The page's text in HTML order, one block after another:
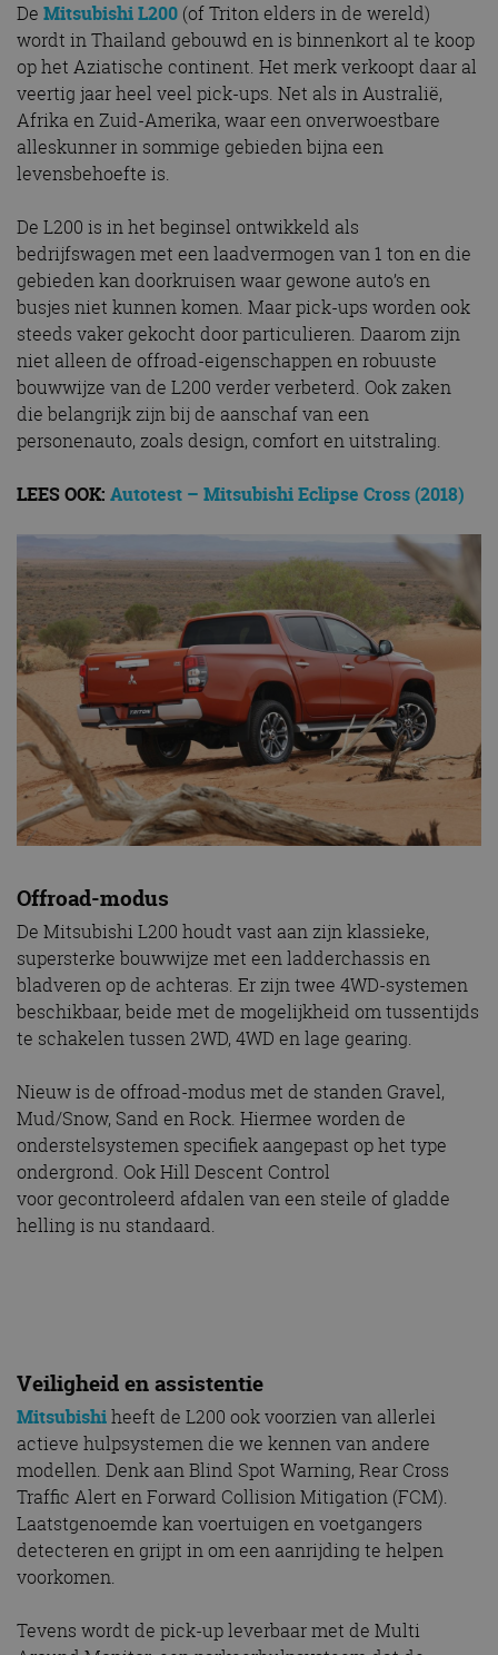
De Mitsubishi L200 (of Triton elders in de wereld)
wordt in Thailand gebouwd en is binnenkort al te koop
op het Aziatische continent. Het merk verkoopt daar al
veertig jaar heel veel pick-ups. Net als in Australië,
Afrika en Zuid-Amerika, waar een onverwoestbare
alleskunner in sommige gebieden bijna een
levensbehoefte is.
De L200 is in het beginsel ontwikkeld als
bedrijfswagen met een laadvermogen van 1 ton en die
gebieden kan doorkruisen waar gewone auto’s en
busjes niet kunnen komen. Maar pick-ups worden ook
steeds vaker gekocht door particulieren. Daarom zijn
niet alleen de offroad-eigenschappen en robuuste
bouwwijze van de L200 verder verbeterd. Ook zaken
die belangrijk zijn bij de aanschaf van een
personenauto, zoals design, comfort en uitstraling.
LEES OOK: Autotest – Mitsubishi Eclipse Cross (2018)
Offroad-modus
De Mitsubishi L200 houdt vast aan zijn klassieke,
supersterke bouwwijze met een ladderchassis en
bladveren op de achteras. Er zijn twee 4WD-systemen
beschikbaar, beide met de mogelijkheid om tussentijds
te schakelen tussen 2WD, 4WD en lage gearing.
Nieuw is de offroad-modus met de standen Gravel,
Mud/Snow, Sand en Rock. Hiermee worden de
onderstelsystemen specifiek aangepast op het type
ondergrond. Ook Hill Descent Control
voor gecontroleerd afdalen van een steile of gladde
helling is nu standaard.
Veiligheid en assistentie
Mitsubishiheeft de L200 ook voorzien van allerlei
actieve hulpsystemen die we kennen van andere
modellen. Denk aan Blind Spot Warning, Rear Cross
Traffic Alert en Forward Collision Mitigation (FCM).
Laatstgenoemde kan voertuigen en voetgangers
detecteren en grijpt in om een aanrijding te helpen
voorkomen.
Tevens wordt de pick-up leverbaar met de Multi